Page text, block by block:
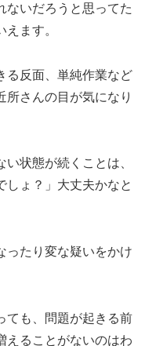
ないだろうと思ってた
ます。
る反面、単純作業など
所さんの目が気になり
状態が続くことは、
しょ？」大丈夫かなと
ったり変な疑いをかけ
ても、問題が起きる前
えることがないのはわ